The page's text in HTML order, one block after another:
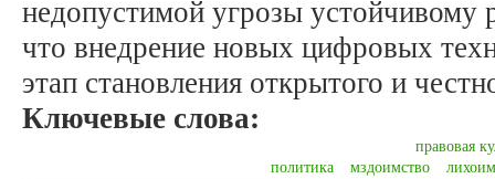
недопустимой угрозы
что внедрение новых цифровых
этап становления открытого и
Ключевые слова:
правовая
политика
мздоимство